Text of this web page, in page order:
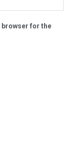
browser for the